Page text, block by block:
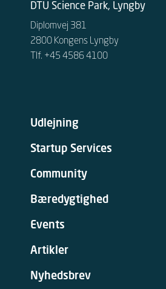
DTU Science Park, Lyngby
Diplomvej 381
2800 Kongens Lyngby
Tlf. +45 4586 4100
Udlejning
Startup Services
Community
Bæredygtighed
Events
Artikler
Nyhedsbrev